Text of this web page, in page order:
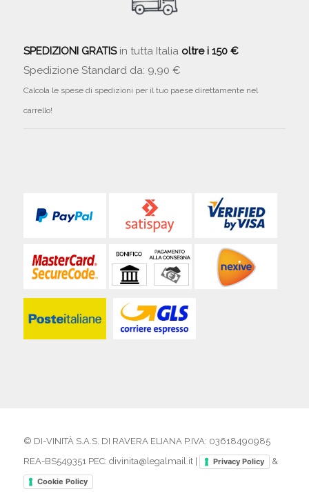
SPEDIZIONI GRATISin tutta Italia oltre i 150 €
Spedizione Standard da: 9,90 €
Calcola le spese di spedizioni per il tuo paese direttamente nel
carrello!
© DI-VINITÀ S.A.S. DI RAVERA ELIANA P.IVA: 03618490985
REA-BS549351 PEC: divinita@legalmail.it |
Privacy Policy &
Cookie Policy